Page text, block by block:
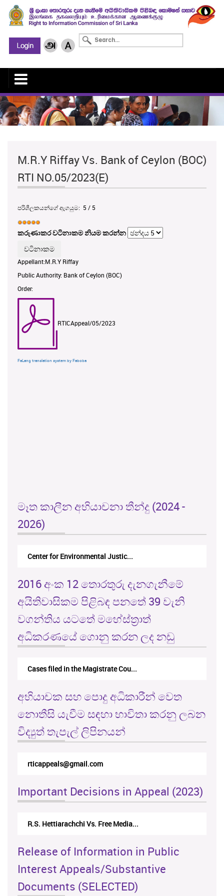
M.R.Y Riffay Vs. Bank of Ceylon (BOC)
RTI NO.05/2023(E)
පරිශීලකයන්ගේ ඇගයුම: 5 / 5
කරුණාකර වටිනාකම නියම කරන්න
Appellant:M.R.Y Riffay
Public Authority: Bank of Ceylon (BOC)
Order:
RTICAppeal/05/2023
FaLang translation system by Faboba
මෑත කාලීන අභියාචනා තීන්දු (2024 -
2026)
Center for Environmental Justic...
2016 අංක 12 තොරතුරු දැනගැනීමේ
අයිතිවාසිකම පිළිබඳ පනතේ 39 වැනි
වගන්තිය යටතේ මහේස්ත්‍රාත්
අධිකරණයේ ගොනු කරන ලද නඩු
Cases filed in the Magistrate Cou...
අභියාචක සහ පොදු අධිකාරීන් වෙත
නොතීසි යැවීම සඳහා භාවිතා කරනු ලබන
විද්‍යුත් තැපැල් ලිපිනයන්
rticappeals@gmail.com
Important Decisions in Appeal (2023)
R.S. Hettiarachchi Vs. Free Media...
Release of Information in Public
Interest Appeals/Substantive
Documents (SELECTED)